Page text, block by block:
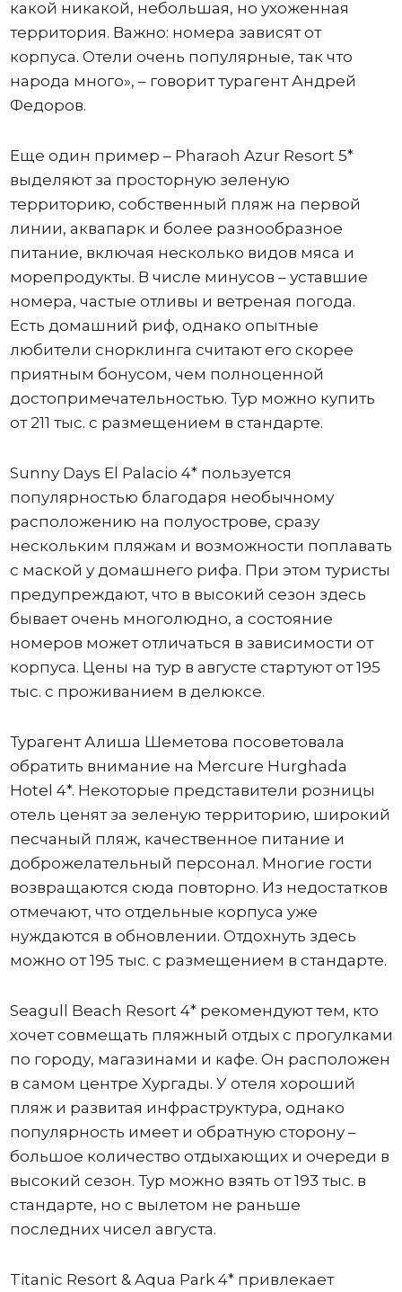
какой никакой, небольшая, но ухоженная
территория. Важно: номера зависят от
корпуса. Отели очень популярные, так что
народа много», – говорит турагент Андрей
Федоров.
Еще один пример – Pharaoh Azur Resort 5*
выделяют за просторную зеленую
территорию, собственный пляж на первой
линии, аквапарк и более разнообразное
питание, включая несколько видов мяса и
морепродукты. В числе минусов – уставшие
номера, частые отливы и ветреная погода.
Есть домашний риф, однако опытные
любители снорклинга считают его скорее
приятным бонусом, чем полноценной
достопримечательностью. Тур можно купить
от 211 тыс. с размещением в стандарте.
Sunny Days El Palacio 4* пользуется
популярностью благодаря необычному
расположению на полуострове, сразу
нескольким пляжам и возможности поплавать
с маской у домашнего рифа. При этом туристы
предупреждают, что в высокий сезон здесь
бывает очень многолюдно, а состояние
номеров может отличаться в зависимости от
корпуса. Цены на тур в августе стартуют от 195
тыс. с проживанием в делюксе.
Турагент Алиша Шеметова посоветовала
обратить внимание на Mercure Hurghada
Hotel 4*. Некоторые представители розницы
отель ценят за зеленую территорию, широкий
песчаный пляж, качественное питание и
доброжелательный персонал. Многие гости
возвращаются сюда повторно. Из недостатков
отмечают, что отдельные корпуса уже
нуждаются в обновлении. Отдохнуть здесь
можно от 195 тыс. с размещением в стандарте.
Seagull Beach Resort 4* рекомендуют тем, кто
хочет совмещать пляжный отдых с прогулками
по городу, магазинами и кафе. Он расположен
в самом центре Хургады. У отеля хороший
пляж и развитая инфраструктура, однако
популярность имеет и обратную сторону –
большое количество отдыхающих и очереди в
высокий сезон. Тур можно взять от 193 тыс. в
стандарте, но с вылетом не раньше
последних чисел августа.
Titanic Resort & Aqua Park 4* привлекает